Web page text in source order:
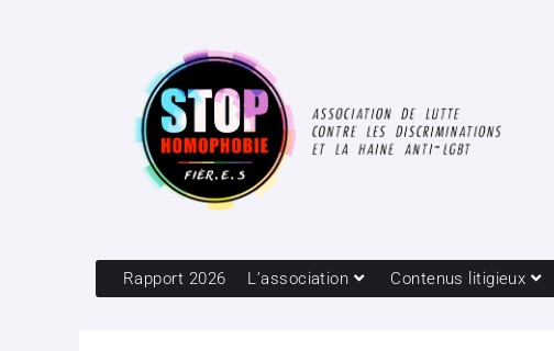
Rapport 2026 L’association Contenus litigieux